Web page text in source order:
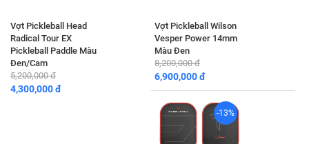
Vợt Pickleball Head
Radical Tour EX
Pickleball Paddle Màu
Đen/Cam
5,200,000 đ
4,300,000 đ
Vợt Pickleball Wilson
Vesper Power 14mm
Màu Đen
8,200,000 đ
6,900,000 đ
-13%